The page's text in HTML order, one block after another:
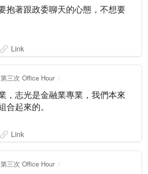
抱著跟政委聊天的心態，不想要
Link
三次 Office Hour
，志光是金融業專業，我們本來
合起來的。
Link
三次 Office Hour